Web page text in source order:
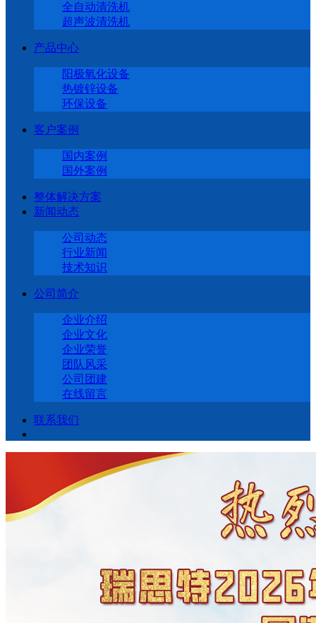
全自动清洗机
超声波清洗机
产品中心
阳极氧化设备
热镀锌设备
环保设备
客户案例
国内案例
国外案例
整体解决方案
新闻动态
公司动态
行业新闻
技术知识
公司简介
企业介绍
企业文化
企业荣誉
团队风采
公司团建
在线留言
联系我们